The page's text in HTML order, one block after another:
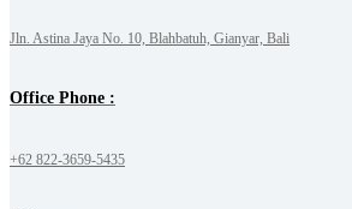
Jln. Astina Jaya No. 10, Blahbatuh, Gianyar, Bali
Office Phone :
+62 822-3659-5435